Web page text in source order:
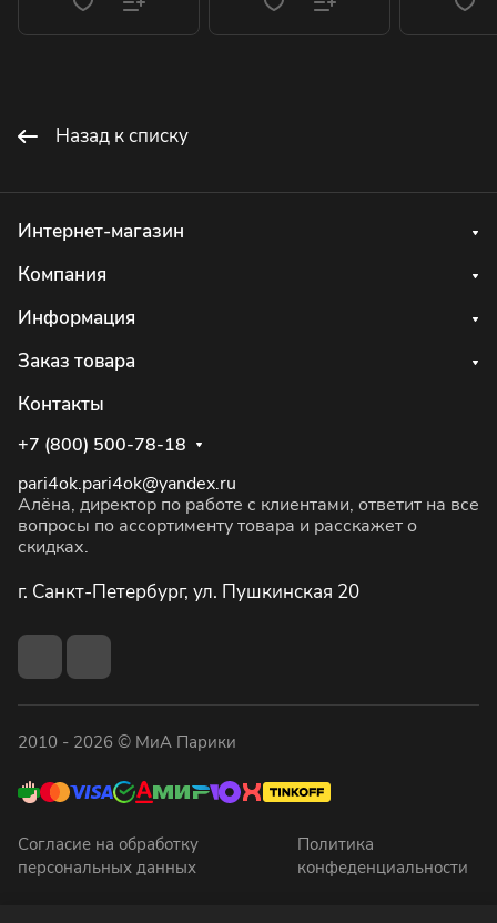
Назад к списку
Интернет-магазин
Компания
Информация
Заказ товара
Контакты
+7 (800) 500-78-18
pari4ok.pari4ok@yandex.ru
Алёна, директор по работе с клиентами, ответит на все
вопросы по ассортименту товара и расскажет о
скидках.
г. Санкт-Петербург, ул. Пушкинская 20
2010 - 2026 © МиА Парики
Согласие на обработку
персональных данных
Политика
конфеденциальности